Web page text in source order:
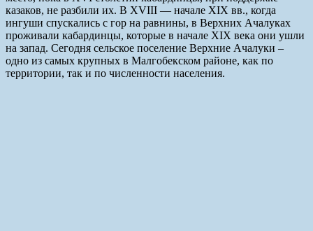
казаков, не разбили их. В XVIII — начале XIX вв., когда
ингуши спускались с гор на равнины, в Верхних Ачалуках
проживали кабардинцы, которые в начале XIX века они ушли
на запад. Сегодня сельское поселение Верхние Ачалуки –
одно из самых крупных в Малгобекском районе, как по
территории, так и по численности населения.